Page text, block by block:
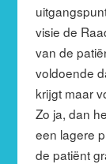
visie de
van de
voldoende
krijgt maar
Zo ja, dan
een lagere
de patiënt